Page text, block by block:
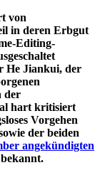
von
in deren Erbgut
Editing-
He Jiankui, der
der
hart kritisiert
Vorgehen
der beiden
angekündigten